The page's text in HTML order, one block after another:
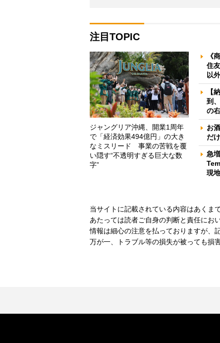
注目TOPIC
ジャングリア沖縄、開業1周年
で「経済効果494億円」の大き
なミスリード 事業の苦戦を覆
い隠す“不透明すぎる巨大な数
字”
《
住
以
【
到
の
お
だ
急
現
当サイトに記載されている内容はあくま
あたっては読者ご自身の判断と責任にお
情報は細心の注意を払っておりますが、
万が一、トラブル等の損失が被っても損